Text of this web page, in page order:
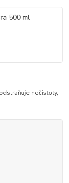
nečistoty,